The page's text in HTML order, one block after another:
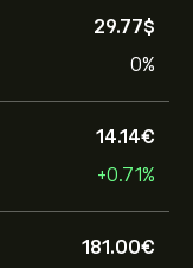
29.77‎$‎
0%
14.14‎€‎
+0.71%
181.00‎€‎